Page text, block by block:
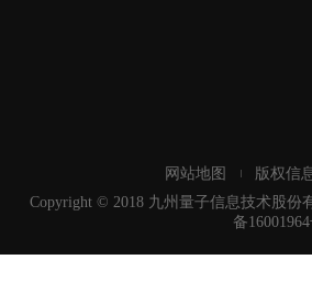
网站地图 版权信
Copyright © 2018 九州量子信息技术股份
备